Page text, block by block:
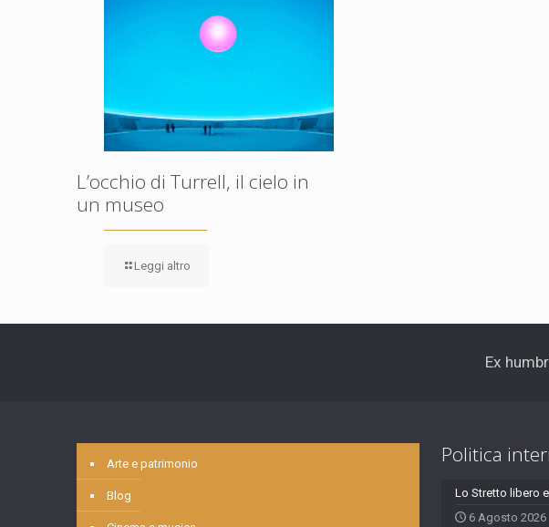
L’occhio di Turrell, il cielo in
un museo
Leggi altro
Ex
Arte e patrimonio
Blog
Politica
Lo Stretto libero
6 Agosto 2026